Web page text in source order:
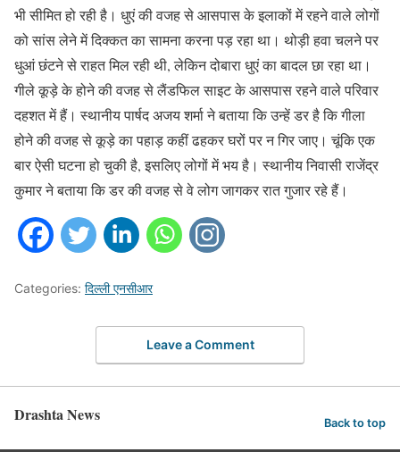
भी सीमित हो रही है। धुएं की वजह से आसपास के इलाकों में रहने वाले लोगों
को सांस लेने में दिक्कत का सामना करना पड़ रहा था। थोड़ी हवा चलने पर
धुआं छंटने से राहत मिल रही थी, लेकिन दोबारा धुएं का बादल छा रहा था।
गीले कूड़े के होने की वजह से लैंडफिल साइट के आसपास रहने वाले परिवार
दहशत में हैं। स्थानीय पार्षद अजय शर्मा ने बताया कि उन्हें डर है कि गीला
होने की वजह से कूड़े का पहाड़ कहीं ढहकर घरों पर न गिर जाए। चूंकि एक
बार ऐसी घटना हो चुकी है, इसलिए लोगों में भय है। स्थानीय निवासी राजेंद्र
कुमार ने बताया कि डर की वजह से वे लोग जागकर रात गुजार रहे हैं।
Categories: दिल्ली एनसीआर
Leave a Comment
Drashta News Back to top